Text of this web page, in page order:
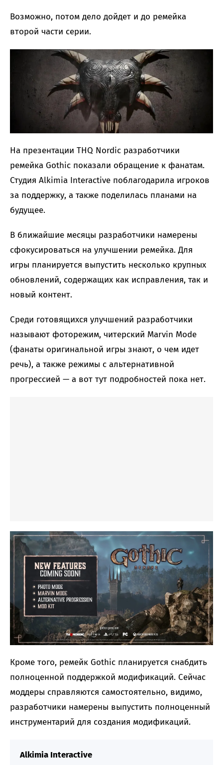
Возможно, потом дело дойдет и до ремейка
второй части серии.
На презентации THQ Nordic разработчики
ремейка Gothic показали обращение к фанатам.
Студия Alkimia Interactive поблагодарила игроков
за поддержку, а также поделилась планами на
будущее.
В ближайшие месяцы разработчики намерены
сфокусироваться на улучшении ремейка. Для
игры планируется выпустить несколько крупных
обновлений, содержащих как исправления, так и
новый контент.
Среди готовящихся улучшений разработчики
называют фоторежим, читерский Marvin Mode
(фанаты оригинальной игры знают, о чем идет
речь), а также режимы с альтернативной
прогрессией — а вот тут подробностей пока нет.
Кроме того, ремейк Gothic планируется снабдить
полноценной поддержкой модификаций. Сейчас
моддеры справляются самостоятельно, видимо,
разработчики намерены выпустить полноценный
инструментарий для создания модификаций.
Alkimia Interactive